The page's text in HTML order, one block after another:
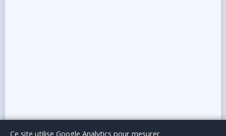
Le BlogPublicité Articles invitésMentions Légales
Ce site utilise Google Analytics pour mesurer